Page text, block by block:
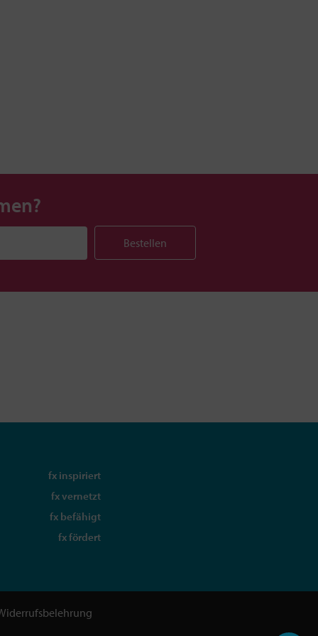
Bestellen
fx inspiriert
fx vernetzt
fx befähigt
fx fördert